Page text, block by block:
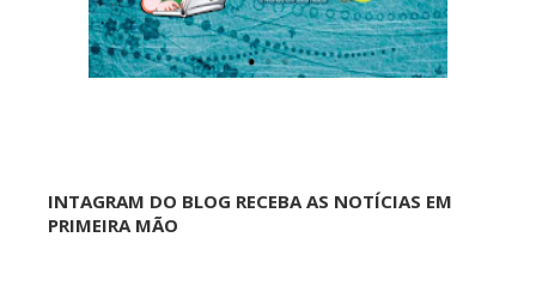
INTAGRAM DO BLOG RECEBA AS NOTÍCIAS EM
PRIMEIRA MÃO